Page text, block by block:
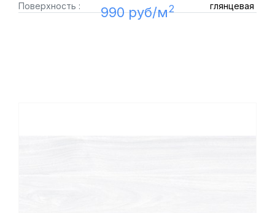
Поверхность :
глянцевая
990 руб/м2